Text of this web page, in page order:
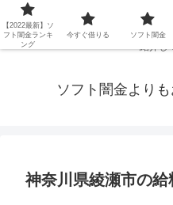
延滞ブラックや年金・生活保護・主
借りられないブラックの方でも、即
紹介し
ソフト闇金より
神奈川県綾瀬市の
【2022最新】ソ
フト闇金ランキ
ング
今すぐ借りる ソフト闇金